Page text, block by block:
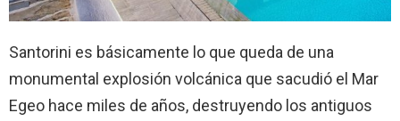
Santorini es básicamente lo que queda de una
monumental explosión volcánica que sacudió el Mar
Egeo hace miles de años, destruyendo los antiguos